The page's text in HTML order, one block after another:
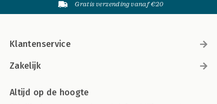
Gratis verzending vanaf €20
Klantenservice
Zakelijk
Altijd op de hoogte